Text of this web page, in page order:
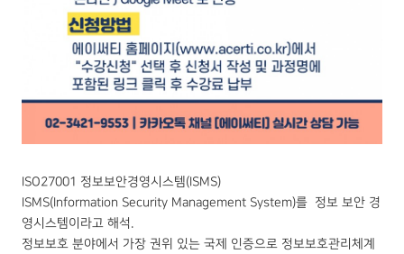
ISO27001 정보보안경영시스템(ISMS)
ISMS(Information Security Management System)를 정보 보안 경
영시스템이라고 해석.
정보보호 분야에서 가장 권위 있는 국제 인증으로 정보보호관리체계